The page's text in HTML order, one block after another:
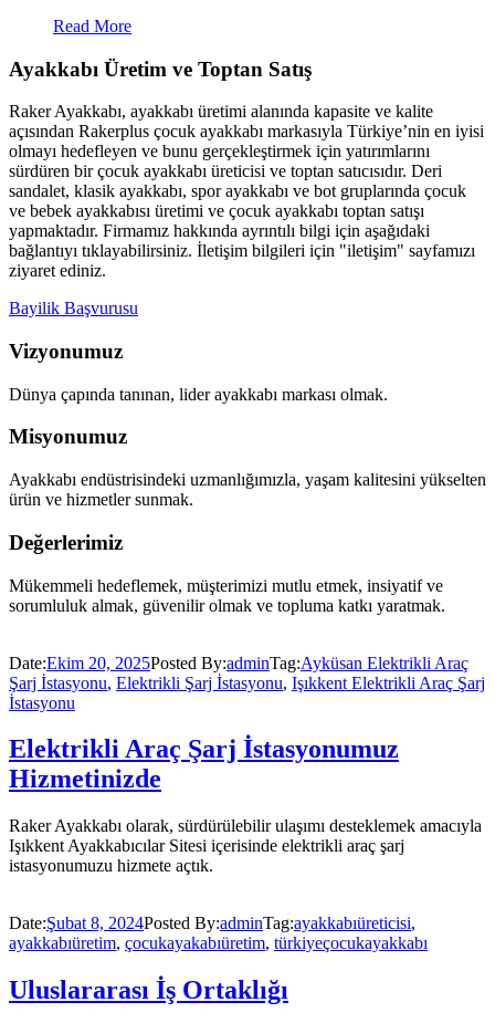
Read More
Ayakkabı Üretim ve Toptan Satış
Raker Ayakkabı, ayakkabı üretimi alanında kapasite ve kalite
açısından Rakerplus çocuk ayakkabı markasıyla Türkiye’nin en iyisi
olmayı hedefleyen ve bunu gerçekleştirmek için yatırımlarını
sürdüren bir çocuk ayakkabı üreticisi ve toptan satıcısıdır. Deri
sandalet, klasik ayakkabı, spor ayakkabı ve bot gruplarında çocuk
ve bebek ayakkabısı üretimi ve çocuk ayakkabı toptan satışı
yapmaktadır. Firmamız hakkında ayrıntılı bilgi için aşağıdaki
bağlantıyı tıklayabilirsiniz. İletişim bilgileri için "iletişim" sayfamızı
ziyaret ediniz.
Bayilik Başvurusu
Vizyonumuz
Dünya çapında tanınan, lider ayakkabı markası olmak.
Misyonumuz
Ayakkabı endüstrisindeki uzmanlığımızla, yaşam kalitesini yükselten
ürün ve hizmetler sunmak.
Değerlerimiz
Mükemmeli hedeflemek, müşterimizi mutlu etmek, insiyatif ve
sorumluluk almak, güvenilir olmak ve topluma katkı yaratmak.
Date:Ekim 20, 2025Posted By:adminTag:Ayküsan Elektrikli Araç
Şarj İstasyonu, Elektrikli Şarj İstasyonu, Işıkkent Elektrikli Araç Şarj
İstasyonu
Elektrikli Araç Şarj İstasyonumuz
Hizmetinizde
Raker Ayakkabı olarak, sürdürülebilir ulaşımı desteklemek amacıyla
Işıkkent Ayakkabıcılar Sitesi içerisinde elektrikli araç şarj
istasyonumuzu hizmete açtık.
Date:Şubat 8, 2024Posted By:adminTag:ayakkabıüreticisi,
ayakkabıüretim, çocukayakabıüretim, türkiyeçocukayakkabı
Uluslararası İş Ortaklığı